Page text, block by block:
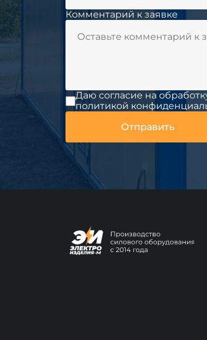
Комментарий к заявке
Даю согласие на
политикой